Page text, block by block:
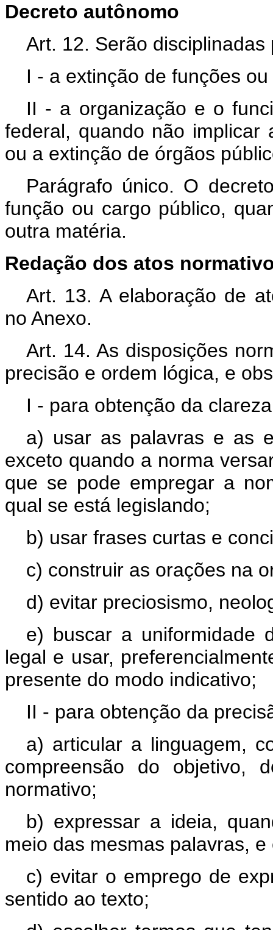
Decreto autônomo
Art. 12. Serão disciplinadas
I - a extinção de funções
II - a organização e o
federal, quando não implicar
ou a extinção de órgãos
Parágrafo único. O
função ou cargo público,
outra matéria.
Redação dos atos
Art. 13. A elaboração de
no Anexo.
Art. 14. As disposições
precisão e ordem lógica, e
I - para obtenção da
a) usar as palavras e as
exceto quando a norma
que se pode empregar a
qual se está legislando;
b) usar frases curtas e
c) construir as orações na
d) evitar preciosismo,
e) buscar a uniformidade
legal e usar,
presente do modo indicativo;
II - para obtenção da
a) articular a linguagem,
compreensão do objetivo,
normativo;
b) expressar a ideia,
meio das mesmas palavras,
c) evitar o emprego de
sentido ao texto;